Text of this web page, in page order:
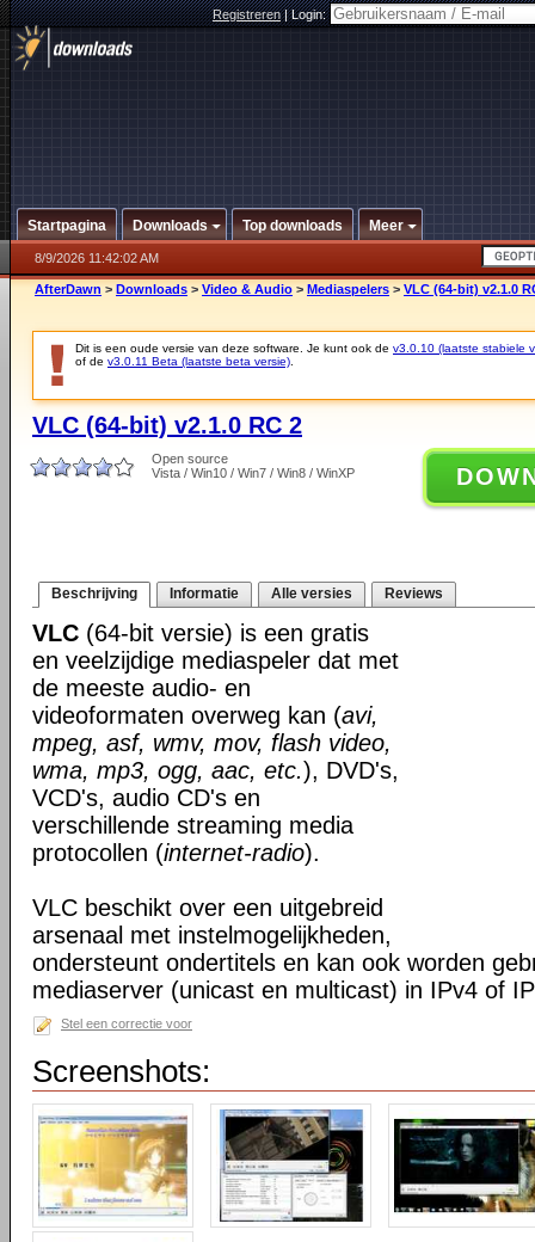
Registreren|Login:
Startpagina Downloads Top downloads Meer
8/9/2026 11:42:02 AM
AfterDawn > Downloads > Video & Audio > Mediaspelers > VLC (64-bit) v2.1.0
Dit is een oude versie van deze software. Je kunt ook de v3.0.10 (laatste stabiele
of de v3.0.11 Beta (laatste beta versie)
VLC (64-bit) v2.1.0 RC 2
Open source
Vista / Win10 / Win7 / Win8 / WinXP
Beschrijving Informatie Alle versies Reviews
VLC (64-bit versie) is een gratis
en veelzijdige mediaspeler dat met
de meeste audio- en
videoformaten overweg kan (avi,
mpeg, asf, wmv, mov, flash video,
wma, mp3, ogg, aac, etc.), DVD's,
VCD's, audio CD's en
verschillende streaming media
protocollen (internet-radio).
VLC beschikt over een uitgebreid
arsenaal met instelmogelijkheden,
ondersteunt ondertitels en kan ook worden
mediaserver (unicast en multicast) in IPv4 of
Stel een correctie voor
Screenshots: